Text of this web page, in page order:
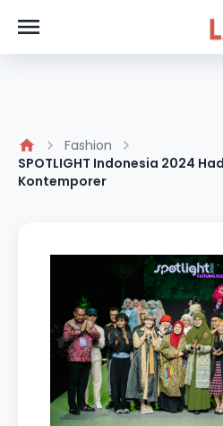
Fashion
SPOTLIGHT Indonesia 2024
Kontemporer